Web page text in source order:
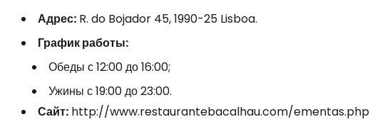
Адрес: R. do Bojador 45, 1990-25 Lisboa.
График работы:
Обеды с 12:00 до 16:00;
Ужины с 19:00 до 23:00.
Сайт: http://www.restaurantebacalhau.com/ementas.php